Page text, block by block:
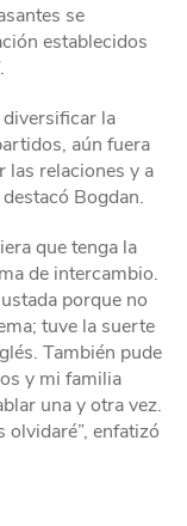
se
establecidos
la
aún fuera
las relaciones y a
Bogdan.
que tenga la
de intercambio.
porque no
tuve la suerte
También pude
y mi familia
una y otra vez.
olvidaré”, enfatizó